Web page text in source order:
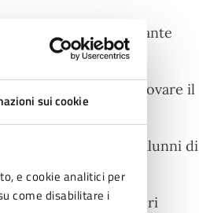
sui cookie
e cookie analitici per
come disabilitare i
in cui è importante
famiglie:
che vogliono provare il
genitori nuovi degli alunni di
e accompagnatori